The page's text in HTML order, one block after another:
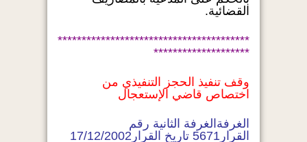
القضائية.
****************************************
********************
وقف تنفيذ الحجز التنفيذي من
اختصاص قاضي الإستعجال
الغرفةالغرفة الثانية رقم
القرار5671 تاريخ القرار17/12/2002